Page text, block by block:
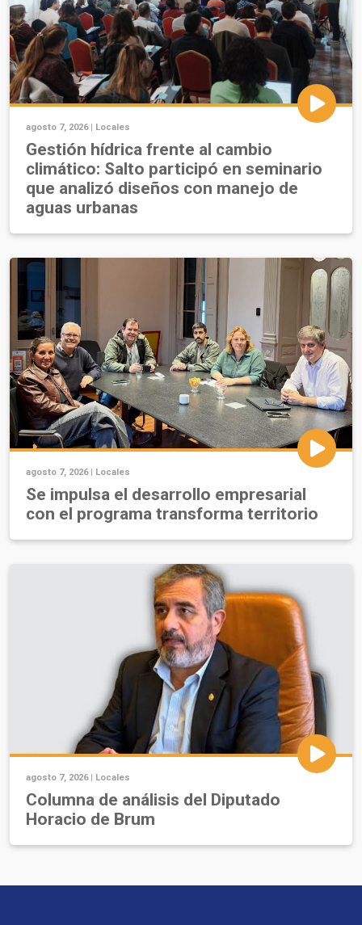
agosto 7, 2026 | Locales
Gestión hídrica frente al cambio
climático: Salto participó en seminario
que analizó diseños con manejo de
aguas urbanas
agosto 7, 2026 | Locales
Se impulsa el desarrollo empresarial
con el programa transforma territorio
agosto 7, 2026 | Locales
Columna de análisis del Diputado
Horacio de Brum